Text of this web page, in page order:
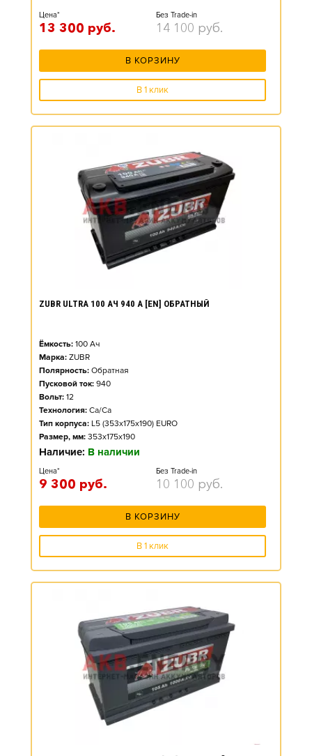
Цена*
13 300 руб.
Без Trade-in
14 100 руб.
В КОРЗИНУ
В 1 клик
ZUBR ULTRA 100 АЧ 940 А [EN] ОБРАТНЫЙ
Ёмкость: 100 Ач
Марка: ZUBR
Полярность: Обратная
Пусковой ток: 940
Вольт: 12
Технология: Ca/Ca
Тип корпуса: L5 (353x175x190) EURO
Размер, мм: 353x175x190
Наличие: В наличии
Цена*
9 300 руб.
Без Trade-in
10 100 руб.
В КОРЗИНУ
В 1 клик